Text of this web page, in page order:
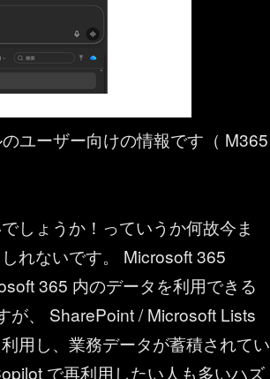
ユーザー向けの情報です（ M365
しょうか！っていうか何故今ま
れないです。 Microsoft 365
365 内のデータを利用できる
が、 SharePoint / Microsoft Lists
用し、業務データが蓄積されてい
で再利用したい人も多いハズ